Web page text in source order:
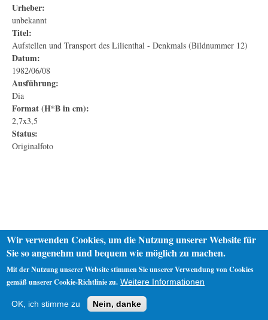
Urheber:
unbekannt
Titel:
Aufstellen und Transport des Lilienthal - Denkmals (Bildnummer 12)
Datum:
1982/06/08
Ausführung:
Dia
Format (H*B in cm):
2,7x3,5
Status:
Originalfoto
Impressum
Wir verwenden Cookies, um die Nutzung unserer Website für
Sie so angenehm und bequem wie möglich zu machen.
Mit der Nutzung unserer Website stimmen Sie unserer Verwendung von Cookies
gemäß unserer Cookie-Richtlinie zu. Weitere Informationen
OK, ich stimme zu Nein, danke